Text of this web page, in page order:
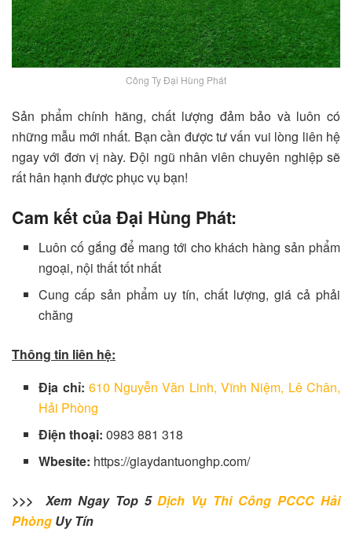
Công Ty Đại Hùng Phát
Sản phẩm chính hãng, chất lượng đảm bảo và luôn có
những mẫu mới nhất. Bạn cần được tư vấn vui lòng liên hệ
ngay với đơn vị này. Đội ngũ nhân viên chuyên nghiệp sẽ
rất hân hạnh được phục vụ bạn!
Cam kết của Đại Hùng Phát:
Luôn cố gắng để mang tới cho khách hàng sản phẩm
ngoại, nội thất tốt nhất
Cung cấp sản phẩm uy tín, chất lượng, giá cả phải
chăng
Thông tin liên hệ:
Địa chỉ: 610 Nguyễn Văn Linh, Vĩnh Niệm, Lê Chân,
Hải Phòng
Điện thoại:0983 881 318
Wbesite: https://giaydantuonghp.com/
>>> Xem Ngay Top 5Dịch Vụ Thi Công PCCC Hải
Phòng Uy Tín